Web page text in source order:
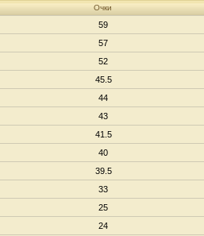
Очки
59
57
52
45.5
44
43
41.5
40
39.5
33
25
24